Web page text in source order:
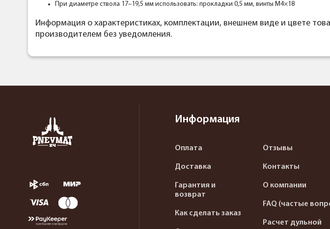
При диаметре ствола 17–19,5 мм использовать: прокладки 0,5 мм, винты М4×18
Информация о характеристиках, комплектации, внешнем виде и цвете
производителем без уведомления.
Информация
Оплата
Доставка
Гарантия и
возврат
Как сделать заказ
Отзывы
Контакты
О компании
FAQ (частые
Расчет дульной